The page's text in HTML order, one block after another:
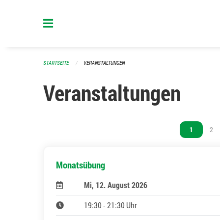
STARTSEITE VERANSTALTUNGEN
Veranstaltungen
Vous êtes
1 2
Monatsübung
Mi, 12. August 2026
19:30 - 21:30 Uhr